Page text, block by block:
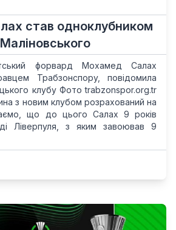
став одноклубником
форвард Мохамед Салах
Трабзонспору, повідомила
клубу Фото trabzonspor.org.tr
з новим клубом розрахований на
що до цього Салах 9 років
Ліверпуля, з яким завоював 9